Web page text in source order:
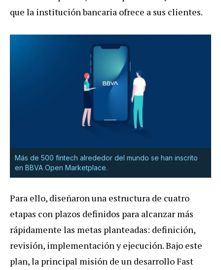
que la institución bancaria ofrece a sus clientes.
Más de 500 fintech alrededor del mundo se han inscrito
en BBVA Open Marketplace.
Para ello, diseñaron una estructura de cuatro
etapas con plazos definidos para alcanzar más
rápidamente las metas planteadas: definición,
revisión, implementación y ejecución. Bajo este
plan, la principal misión de un desarrollo Fast